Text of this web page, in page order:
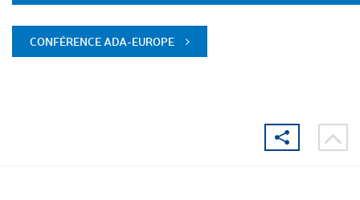
CONFÉRENCE ADA-EUROPE